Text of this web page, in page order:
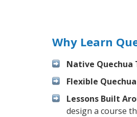
Why Learn
Native Quechua
Flexible
Lessons Built
design a course